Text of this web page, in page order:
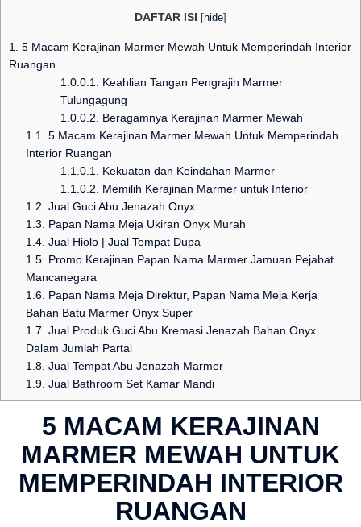
DAFTAR ISI [hide]
1. 5 Macam Kerajinan Marmer Mewah Untuk Memperindah Interior
Ruangan
1.0.0.1. Keahlian Tangan Pengrajin Marmer
Tulungagung
1.0.0.2. Beragamnya Kerajinan Marmer Mewah
1.1. 5 Macam Kerajinan Marmer Mewah Untuk Memperindah
Interior Ruangan
1.1.0.1. Kekuatan dan Keindahan Marmer
1.1.0.2. Memilih Kerajinan Marmer untuk Interior
1.2. Jual Guci Abu Jenazah Onyx
1.3. Papan Nama Meja Ukiran Onyx Murah
1.4. Jual Hiolo | Jual Tempat Dupa
1.5. Promo Kerajinan Papan Nama Marmer Jamuan Pejabat
Mancanegara
1.6. Papan Nama Meja Direktur, Papan Nama Meja Kerja
Bahan Batu Marmer Onyx Super
1.7. Jual Produk Guci Abu Kremasi Jenazah Bahan Onyx
Dalam Jumlah Partai
1.8. Jual Tempat Abu Jenazah Marmer
1.9. Jual Bathroom Set Kamar Mandi
5 MACAM KERAJINAN
MARMER MEWAH UNTUK
MEMPERINDAH INTERIOR
RUANGAN